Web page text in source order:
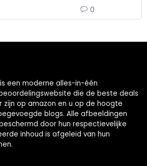
0
een moderne alles-in-één
die de beste deals
zijn op amazon en u op de hoogte
blogs. Alle afbeeldingen
door hun respectievelijke
inhoud is afgeleid van hun